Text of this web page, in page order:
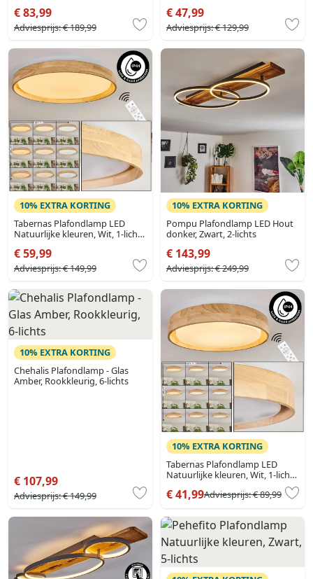
€ 83,99
Adviesprijs:€ 189,99
€ 47,99
Adviesprijs:€ 129,99
10% EXTRA KORTING
Tabernas Plafondlamp LED
Natuurlijke kleuren, Wit, 1-licht,
€ 59,99
Adviesprijs:€ 149,99
10% EXTRA KORTING
Pompu Plafondlamp LED Hout
donker, Zwart, 2-lichts
€ 143,99
Adviesprijs:€ 249,99
10% EXTRA KORTING
Chehalis Plafondlamp - Glas
Amber, Rookkleurig, 6-lichts
€ 107,99
Adviesprijs:€ 149,99
10% EXTRA KORTING
Tabernas Plafondlamp LED
Natuurlijke kleuren, Wit, 1-licht,
€ 41,99Adviesprijs:€ 89,99